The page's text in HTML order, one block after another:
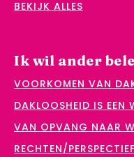
BEKIJK ALLES
Ik wil ander
VOORKOMEN VAN
DAKLOOSHEID IS EEN
VAN OPVANG NAAR
RECHTEN/